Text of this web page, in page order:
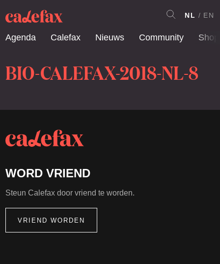
Agenda Calefax Nieuws Community Shop
NL EN
BIO-CALEFAX-2018-NL-8
WORD VRIEND
Steun Calefax door vriend te worden.
VRIEND WORDEN